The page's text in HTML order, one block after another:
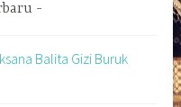
Balita Gizi Buruk